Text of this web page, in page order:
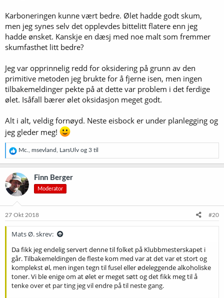
Karboneringen kunne vært bedre. Ølet hadde godt skum,
men jeg synes selv det opplevdes bittelitt flatere enn jeg
hadde ønsket. Kanskje en dæsj med noe malt som fremmer
skumfasthet litt bedre?
Jeg var opprinnelig redd for oksidering på grunn av den
primitive metoden jeg brukte for å fjerne isen, men ingen
tilbakemeldinger pekte på at dette var problem i det ferdige
ølet. Isåfall bærer ølet oksidasjon meget godt.
Alt i alt, veldig fornøyd. Neste eisbock er under planlegging og
jeg gleder meg!
R
e
a
k
s
j
o
e
Mc. msevland LarsUlv og 3 til
Finn Berger
Moderator
27 Okt 2018 #20
Mats Ø. skrev:
Da fikk jeg endelig servert denne til folket på Klubbmesterskapet i
går. Tilbakemeldingen de fleste kom med var at det var et stort og
komplekst øl, men ingen tegn til fusel eller ødeleggende alkoholiske
toner. Vi ble enige om at ølet er meget søtt og det fikk meg til å
tenke over et par ting jeg vil endre på til neste gang.